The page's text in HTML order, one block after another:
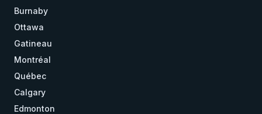
Burnaby
Ottawa
Gatineau
Montréal
Québec
Calgary
Edmonton